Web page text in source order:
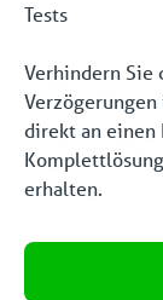
Tests
Verhindern Sie
direkt an einen
erhalten.